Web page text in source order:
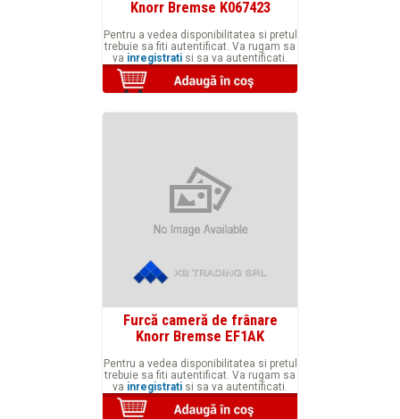
Knorr Bremse K067423
Pentru a vedea disponibilitatea si pretul
trebuie sa fiti autentificat. Va rugam sa
va inregistrati si sa va autentificati.
Furcă cameră de frânare
Knorr Bremse EF1AK
Pentru a vedea disponibilitatea si pretul
trebuie sa fiti autentificat. Va rugam sa
va inregistrati si sa va autentificati.